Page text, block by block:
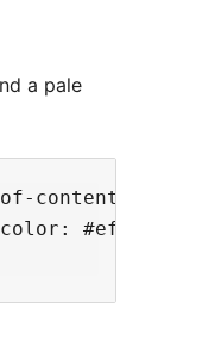
a pale
contents{
#effcff;